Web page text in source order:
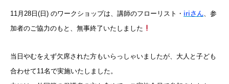
11月28日(日) のワークショップは、講師のフローリスト・ iriさん 、参
加者のご協力のもと、無事終了いたしました
当日やむをえず欠席された方もいらっしゃいましたが、大人と子ども
合わせて11名で実施いたしました。